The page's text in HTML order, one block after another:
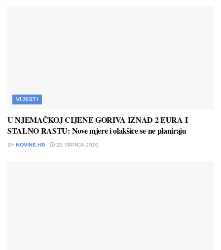
VIJESTI
U NJEMAČKOJ CIJENE GORIVA IZNAD 2 EURA I
STALNO RASTU: Nove mjere i olakšice se ne planiraju
BY NOVINE.HR 22. SRPNJA 2026.